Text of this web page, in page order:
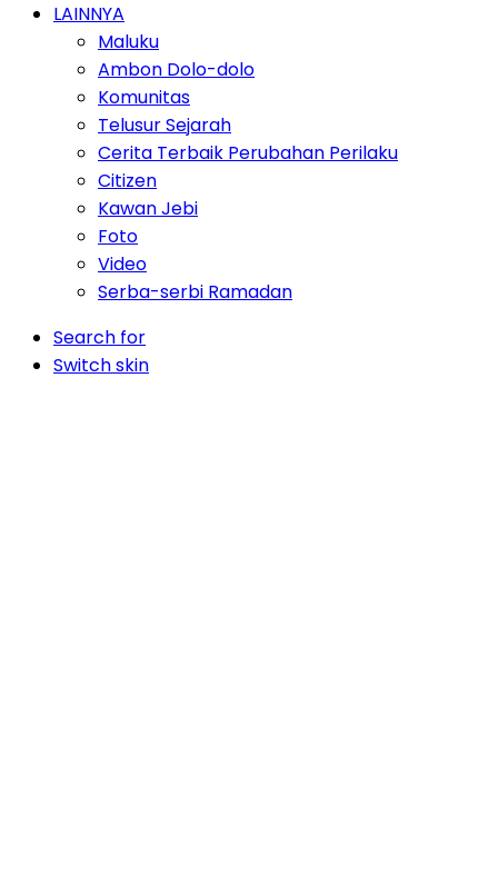
LAINNYA
Maluku
Ambon Dolo-dolo
Komunitas
Telusur Sejarah
Cerita Terbaik Perubahan Perilaku
Citizen
Kawan Jebi
Foto
Video
Serba-serbi Ramadan
Search for
Switch skin